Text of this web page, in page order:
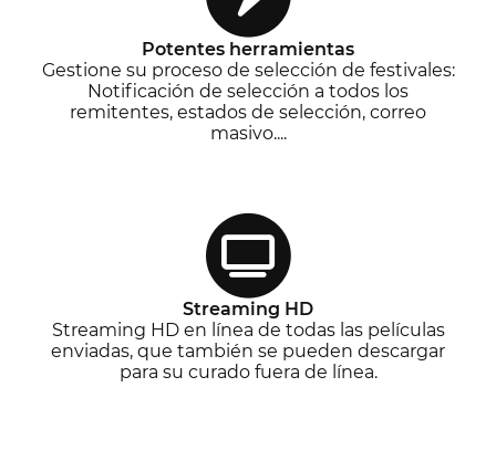
Potentes herramientas
Gestione su proceso de selección de festivales:
Notificación de selección a todos los
remitentes, estados de selección, correo
masivo....
Streaming HD
Streaming HD en línea de todas las películas
enviadas, que también se pueden descargar
para su curado fuera de línea.